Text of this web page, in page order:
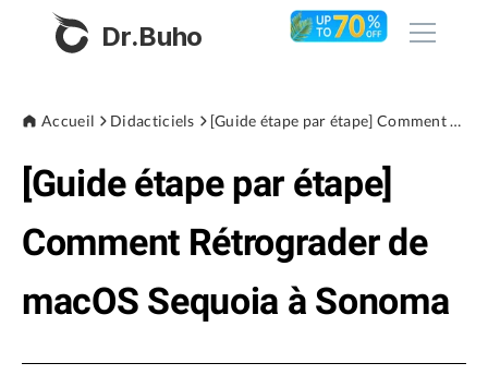
Dr.Buho
Produits
BuhoCleaner
BuhoRepair
Boutique
Blog
Accueil Didacticiels [Guide étape par étape] Comment Rétrograder de macOS Sequoia à Sonoma
[Guide étape par étape]
Comment Rétrograder de
macOS Sequoia à Sonoma